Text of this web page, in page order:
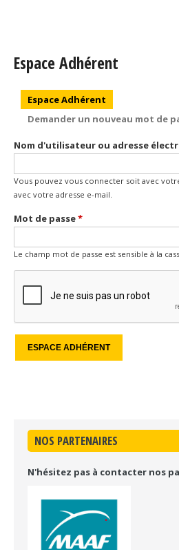
Espace Adhérent
Onglets principaux
Espace Adhérent
Demander un nouveau mot de
Nom d'utilisateur ou adresse
Vous pouvez vous connecter soit avec
avec votre adresse e-mail.
Mot de passe*
Le champ mot de passe est sensible à la
NOS PARTENAIRES
N'hésitez pas à contacter nos